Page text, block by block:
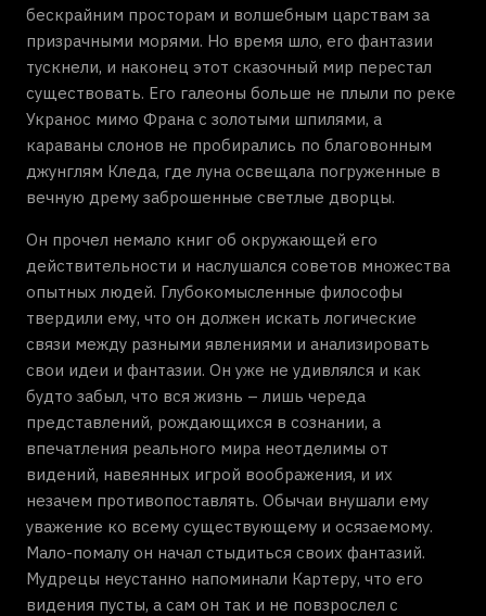
бескрайним просторам и волшебным царствам за
призрачными морями. Но время шло, его фантазии
тускнели, и наконец этот сказочный мир перестал
существовать. Его галеоны больше не плыли по реке
Укранос мимо Франа с золотыми шпилями, а
караваны слонов не пробирались по благовонным
джунглям Кледа, где луна освещала погруженные в
вечную дрему заброшенные светлые дворцы.
Он прочел немало книг об окружающей его
действительности и наслушался советов множества
опытных людей. Глубокомысленные философы
твердили ему, что он должен искать логические
связи между разными явлениями и анализировать
свои идеи и фантазии. Он уже не удивлялся и как
будто забыл, что вся жизнь – лишь череда
представлений, рождающихся в сознании, а
впечатления реального мира неотделимы от
видений, навеянных игрой воображения, и их
незачем противопоставлять. Обычаи внушали ему
уважение ко всему существующему и осязаемому.
Мало-помалу он начал стыдиться своих фантазий.
Мудрецы неустанно напоминали Картеру, что его
видения пусты, а сам он так и не повзрослел с